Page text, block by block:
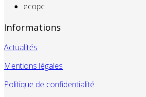
ecopc
Informations
Actualités
Mentions légales
Politique de confidentialité